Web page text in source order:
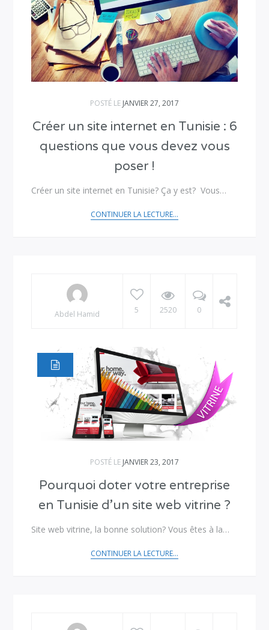
POSTÉ LE JANVIER 27, 2017
Créer un site internet en Tunisie : 6
questions que vous devez vous
poser !
Créer un site internet en Tunisie? Ça y est? Vous…
CONTINUER LA LECTURE...
Abdel Hamid 5 2520 0
POSTÉ LE JANVIER 23, 2017
Pourquoi doter votre entreprise
en Tunisie d’un site web vitrine ?
Site web vitrine, la bonne solution? Vous êtes à la…
CONTINUER LA LECTURE...